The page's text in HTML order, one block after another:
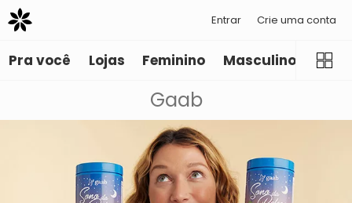
Entrar Crie uma conta
Pra você Lojas Feminino Masculino
Gaab